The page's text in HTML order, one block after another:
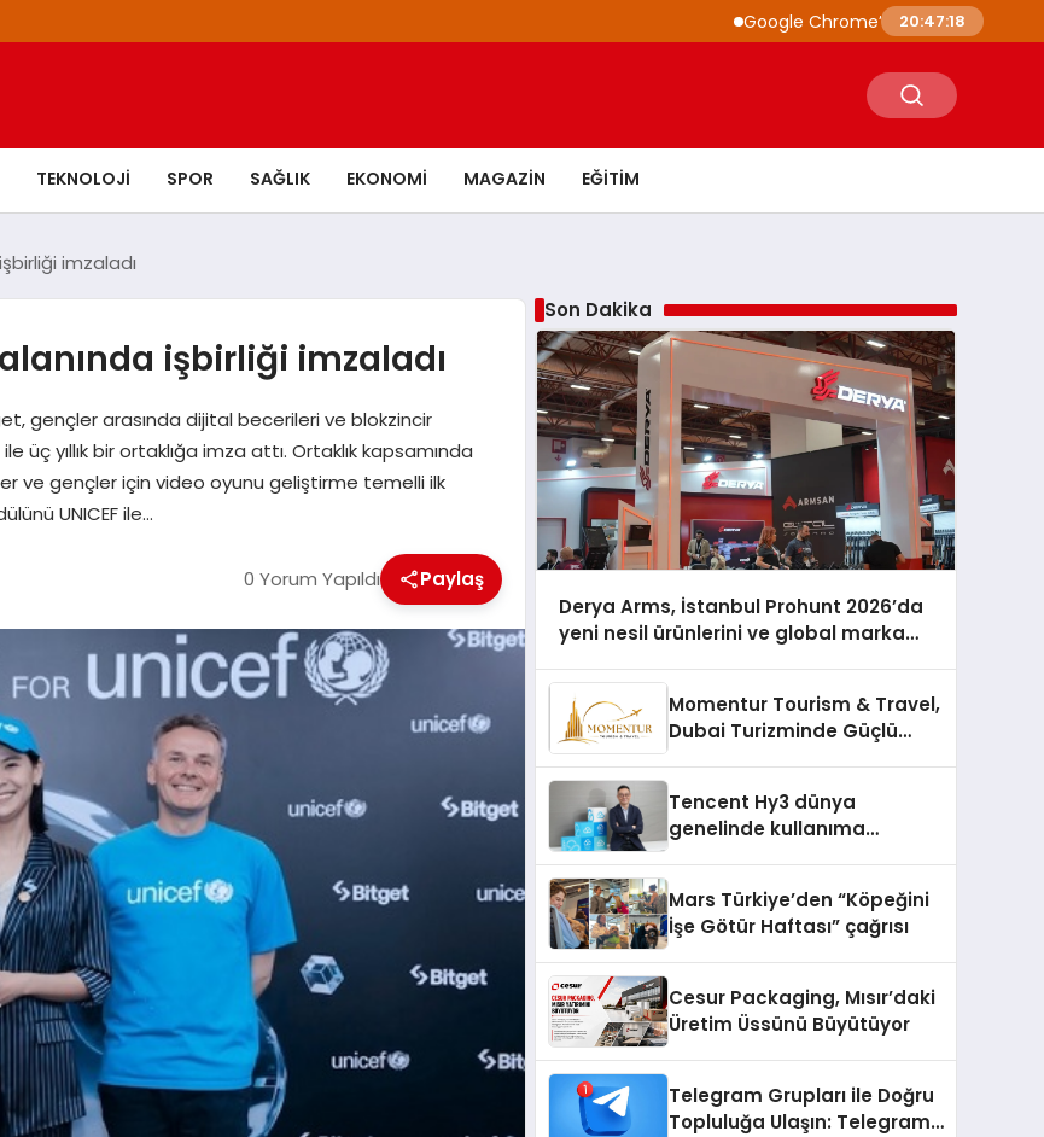
Google Chrome’a Yapay Zeka
20:47:19
TEKNOLOJI SPOR SAĞLIK EKONOMI MAGAZIN EĞITIM
imzaladı
işbirliği imzaladı
gençler arasında dijital becerileri ve blokzincir
üç yıllık bir ortaklığa imza attı. Ortaklık kapsamında
ve gençler için video oyunu geliştirme temelli ilk
UNICEF ile…
0 Yorum Yapıldı Paylaş
Son Dakika
Derya Arms, İstanbul Prohunt 2026’da
yeni nesil ürünlerini ve global marka
Momentur Tourism & Travel,
Dubai Turizminde Güçlü
Tencent Hy3 dünya
genelinde kullanıma
Mars Türkiye’den “Köpeğini
İşe Götür Haftası” çağrısı
Cesur Packaging, Mısır’daki
Üretim Üssünü Büyütüyor
Telegram Grupları ile Doğru
Topluluğa Ulaşın: Telegram